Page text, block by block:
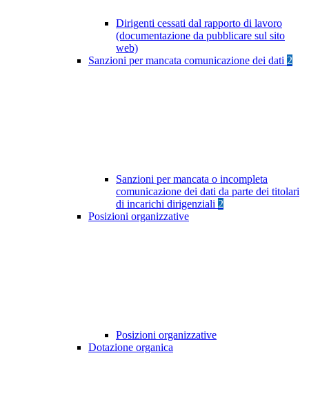
Dirigenti cessati dal rapporto di lavoro
(documentazione da pubblicare sul sito
web)
Sanzioni per mancata comunicazione dei dati 2
Sanzioni per mancata o incompleta
comunicazione dei dati da parte dei titolari
di incarichi dirigenziali 2
Posizioni organizzative
Posizioni organizzative
Dotazione organica